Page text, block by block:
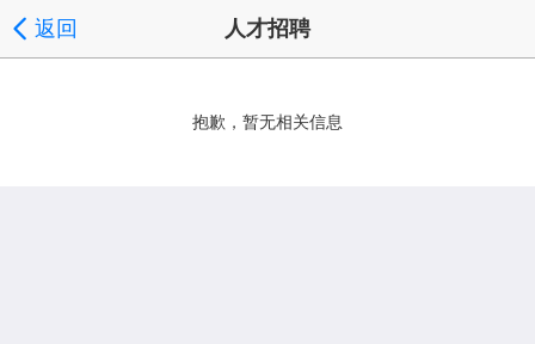
返回 人才招聘
抱歉，暂无相关信息